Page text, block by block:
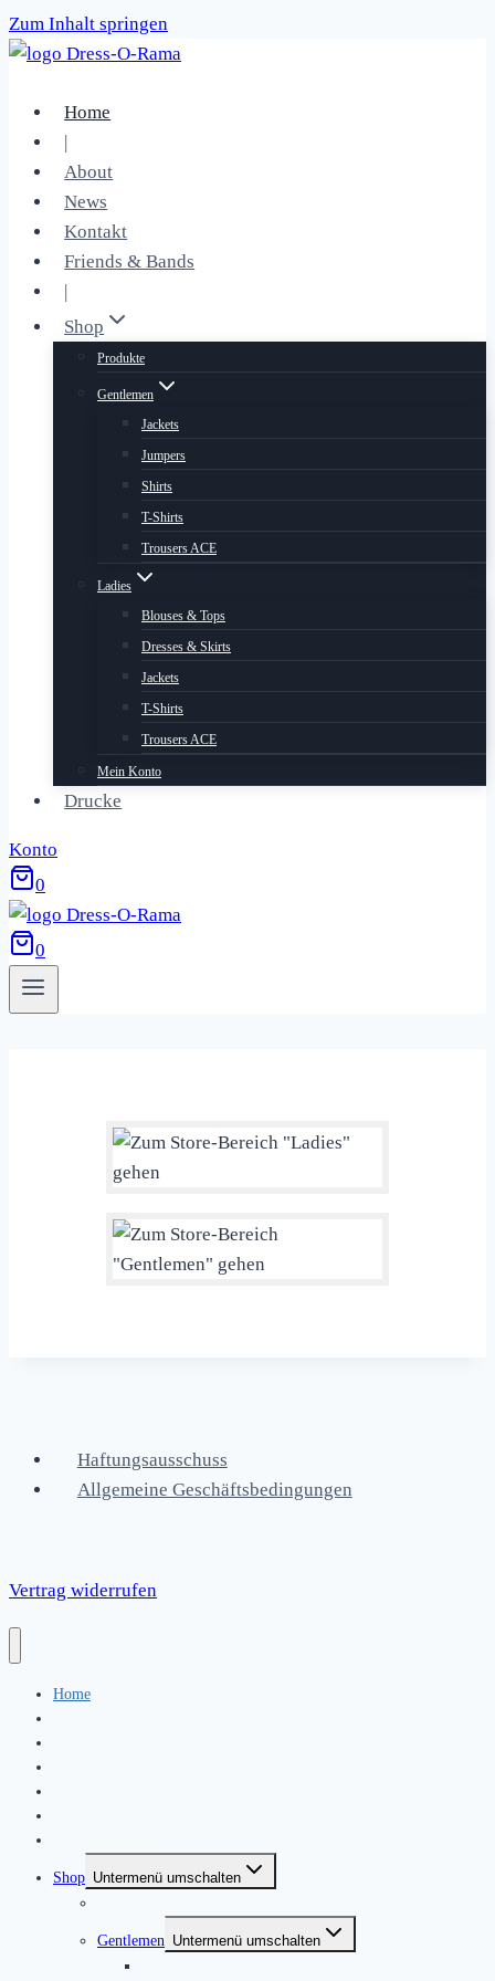
Zum Inhalt springen
Home
|
About
News
Kontakt
Friends & Bands
|
Shop
Produkte
Gentlemen
Jackets
Jumpers
Shirts
T-Shirts
Trousers ACE
Ladies
Blouses & Tops
Dresses & Skirts
Jackets
T-Shirts
Trousers ACE
Mein Konto
Drucke
Konto
0
0
Haftungsausschuss
Allgemeine Geschäftsbedingungen
Vertrag widerrufen
Home
Shop Untermenü umschalten
Gentlemen Untermenü umschalten